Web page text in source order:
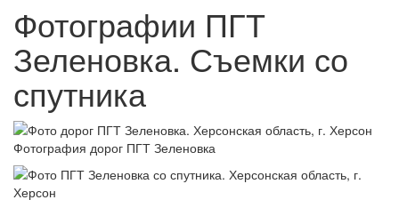
Фотографии ПГТ
Зеленовка. Съемки со
спутника
Фотография дорог ПГТ Зеленовка